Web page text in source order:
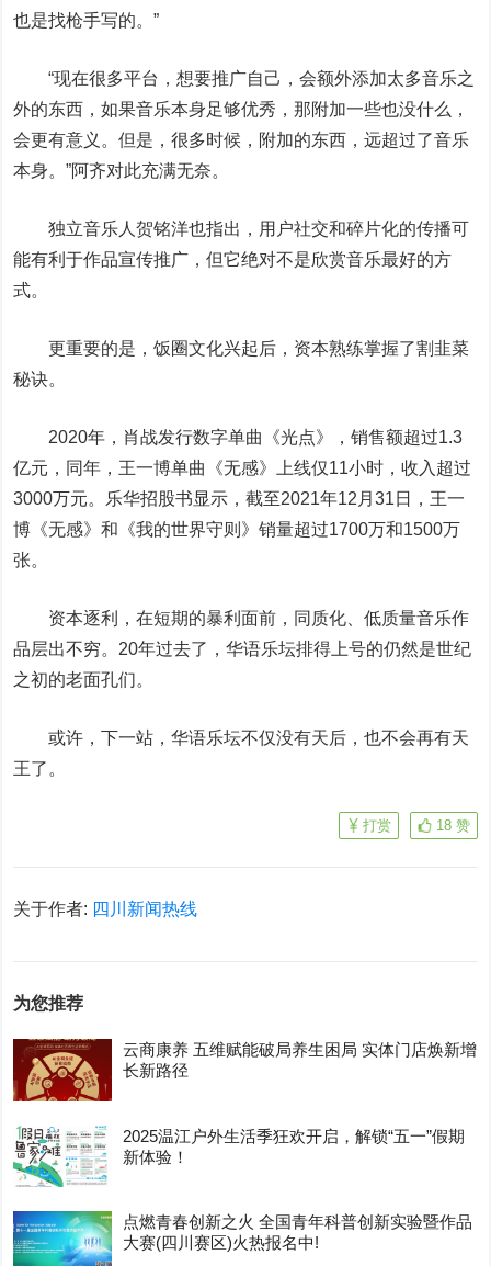
也是找枪手写的。”
“现在很多平台，想要推广自己，会额外添加太多音乐之
外的东西，如果音乐本身足够优秀，那附加一些也没什么，
会更有意义。但是，很多时候，附加的东西，远超过了音乐
本身。”阿齐对此充满无奈。
独立音乐人贺铭洋也指出，用户社交和碎片化的传播可
能有利于作品宣传推广，但它绝对不是欣赏音乐最好的方
式。
更重要的是，饭圈文化兴起后，资本熟练掌握了割韭菜
秘诀。
2020年，肖战发行数字单曲《光点》，销售额超过1.3
亿元，同年，王一博单曲《无感》上线仅11小时，收入超过
3000万元。乐华招股书显示，截至2021年12月31日，王一
博《无感》和《我的世界守则》销量超过1700万和1500万
张。
资本逐利，在短期的暴利面前，同质化、低质量音乐作
品层出不穷。20年过去了，华语乐坛排得上号的仍然是世纪
之初的老面孔们。
或许，下一站，华语乐坛不仅没有天后，也不会再有天
王了。
18 赞
打赏
关于作者: 四川新闻热线
为您推荐
云商康养 五维赋能破局养生困局 实体门店焕新增
长新路径
2025温江户外生活季狂欢开启，解锁“五一”假期
新体验！
点燃青春创新之火 全国青年科普创新实验暨作品
大赛(四川赛区)火热报名中!